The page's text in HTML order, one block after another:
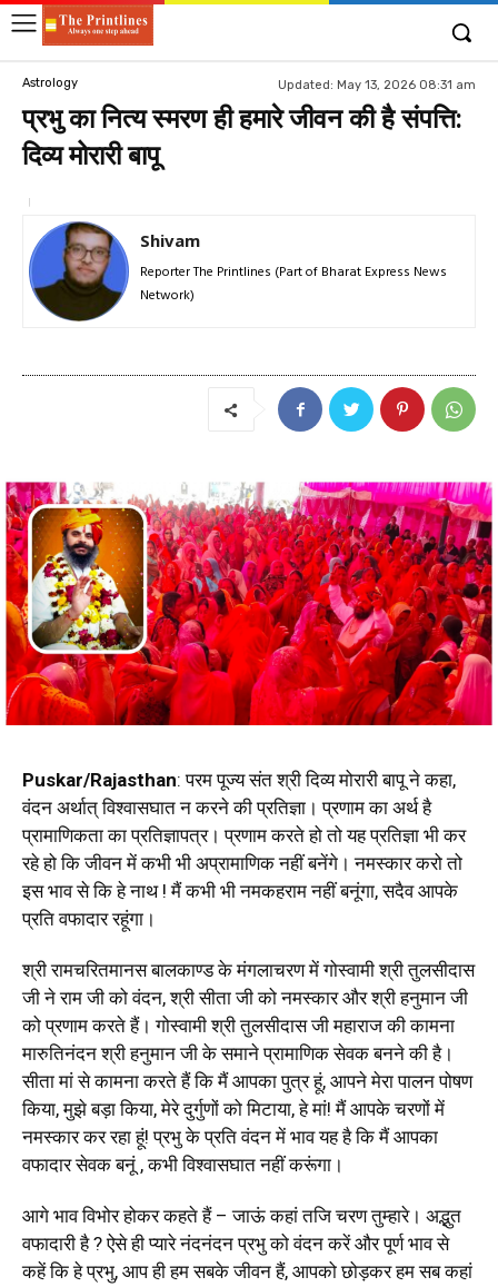
Astrology Updated: May 13, 2026 08:31 am
प्रभु का नित्य स्मरण ही हमारे जीवन की है संपत्ति:
दिव्य मोरारी बापू
Shivam
Reporter The Printlines (Part of Bharat Express News
Network)
Puskar/Rajasthan: परम पूज्य संत श्री दिव्य मोरारी बापू ने कहा,
वंदन अर्थात् विश्वासघात न करने की प्रतिज्ञा। प्रणाम का अर्थ है
प्रामाणिकता का प्रतिज्ञापत्र। प्रणाम करते हो तो यह प्रतिज्ञा भी कर
रहे हो कि जीवन में कभी भी अप्रामाणिक नहीं बनेंगे। नमस्कार करो तो
इस भाव से कि हे नाथ ! मैं कभी भी नमकहराम नहीं बनूंगा, सदैव आपके
प्रति वफादार रहूंगा।
श्री रामचरितमानस बालकाण्ड के मंगलाचरण में गोस्वामी श्री तुलसीदास
जी ने राम जी को वंदन, श्री सीता जी को नमस्कार और श्री हनुमान जी
को प्रणाम करते हैं। गोस्वामी श्री तुलसीदास जी महाराज की कामना
मारुतिनंदन श्री हनुमान जी के समाने प्रामाणिक सेवक बनने की है।
सीता मां से कामना करते हैं कि मैं आपका पुत्र हूं, आपने मेरा पालन पोषण
किया, मुझे बड़ा किया, मेरे दुर्गुणों को मिटाया, हे मां! मैं आपके चरणों में
नमस्कार कर रहा हूं! प्रभु के प्रति वंदन में भाव यह है कि मैं आपका
वफादार सेवक बनूं , कभी विश्वासघात नहीं करूंगा।
आगे भाव विभोर होकर कहते हैं – जाऊं कहां तजि चरण तुम्हारे। अद्भुत
वफादारी है ?ऐसे ही प्यारे नंदनंदन प्रभु को वंदन करें और पूर्ण भाव से
कहें कि हे प्रभु, आप ही हम सबके जीवन हैं, आपको छोड़कर हम सब कहां